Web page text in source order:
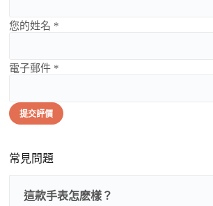
您的姓名 *
電子郵件 *
提交評價
常見問題
這款手表怎麽樣？